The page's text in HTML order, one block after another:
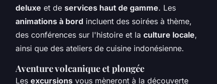
deluxe et de services haut de gamme. Les
animations à bord incluent des soirées à thème,
des conférences sur l'histoire et la culture locale,
ainsi que des ateliers de cuisine indonésienne.
Aventure volcanique et plongée
Les excursions vous mèneront à la découverte